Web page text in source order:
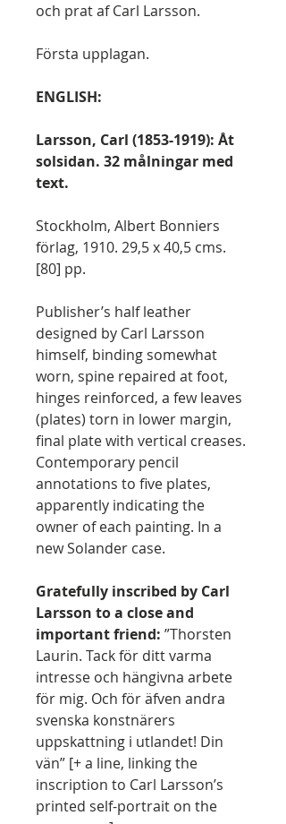
och prat af Carl Larsson.
Första upplagan.
ENGLISH:
Larsson, Carl (1853-1919): Åt
solsidan. 32 målningar med
text.
Stockholm, Albert Bonniers
förlag, 1910. 29,5 x 40,5 cms.
[80] pp.
Publisher’s half leather
designed by Carl Larsson
himself, binding somewhat
worn, spine repaired at foot,
hinges reinforced, a few leaves
(plates) torn in lower margin,
final plate with vertical creases.
Contemporary pencil
annotations to five plates,
apparently indicating the
owner of each painting. In a
new Solander case.
Gratefully inscribed by Carl
Larsson to a close and
important friend: ”Thorsten
Laurin. Tack för ditt varma
intresse och hängivna arbete
för mig. Och för äfven andra
svenska konstnärers
uppskattning i utlandet! Din
vän” [+ a line, linking the
inscription to Carl Larsson’s
printed self-portrait on the